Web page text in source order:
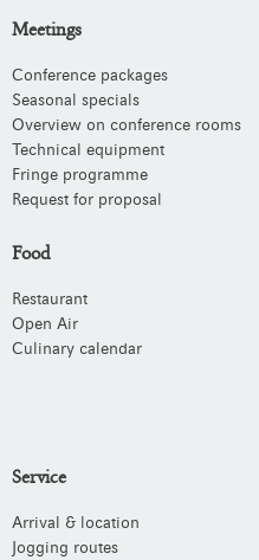
Meetings
Conference packages
Seasonal specials
Overview on conference rooms
Technical equipment
Fringe programme
Request for proposal
Food
Restaurant
Open Air
Culinary calendar
Service
Arrival & location
Jogging routes